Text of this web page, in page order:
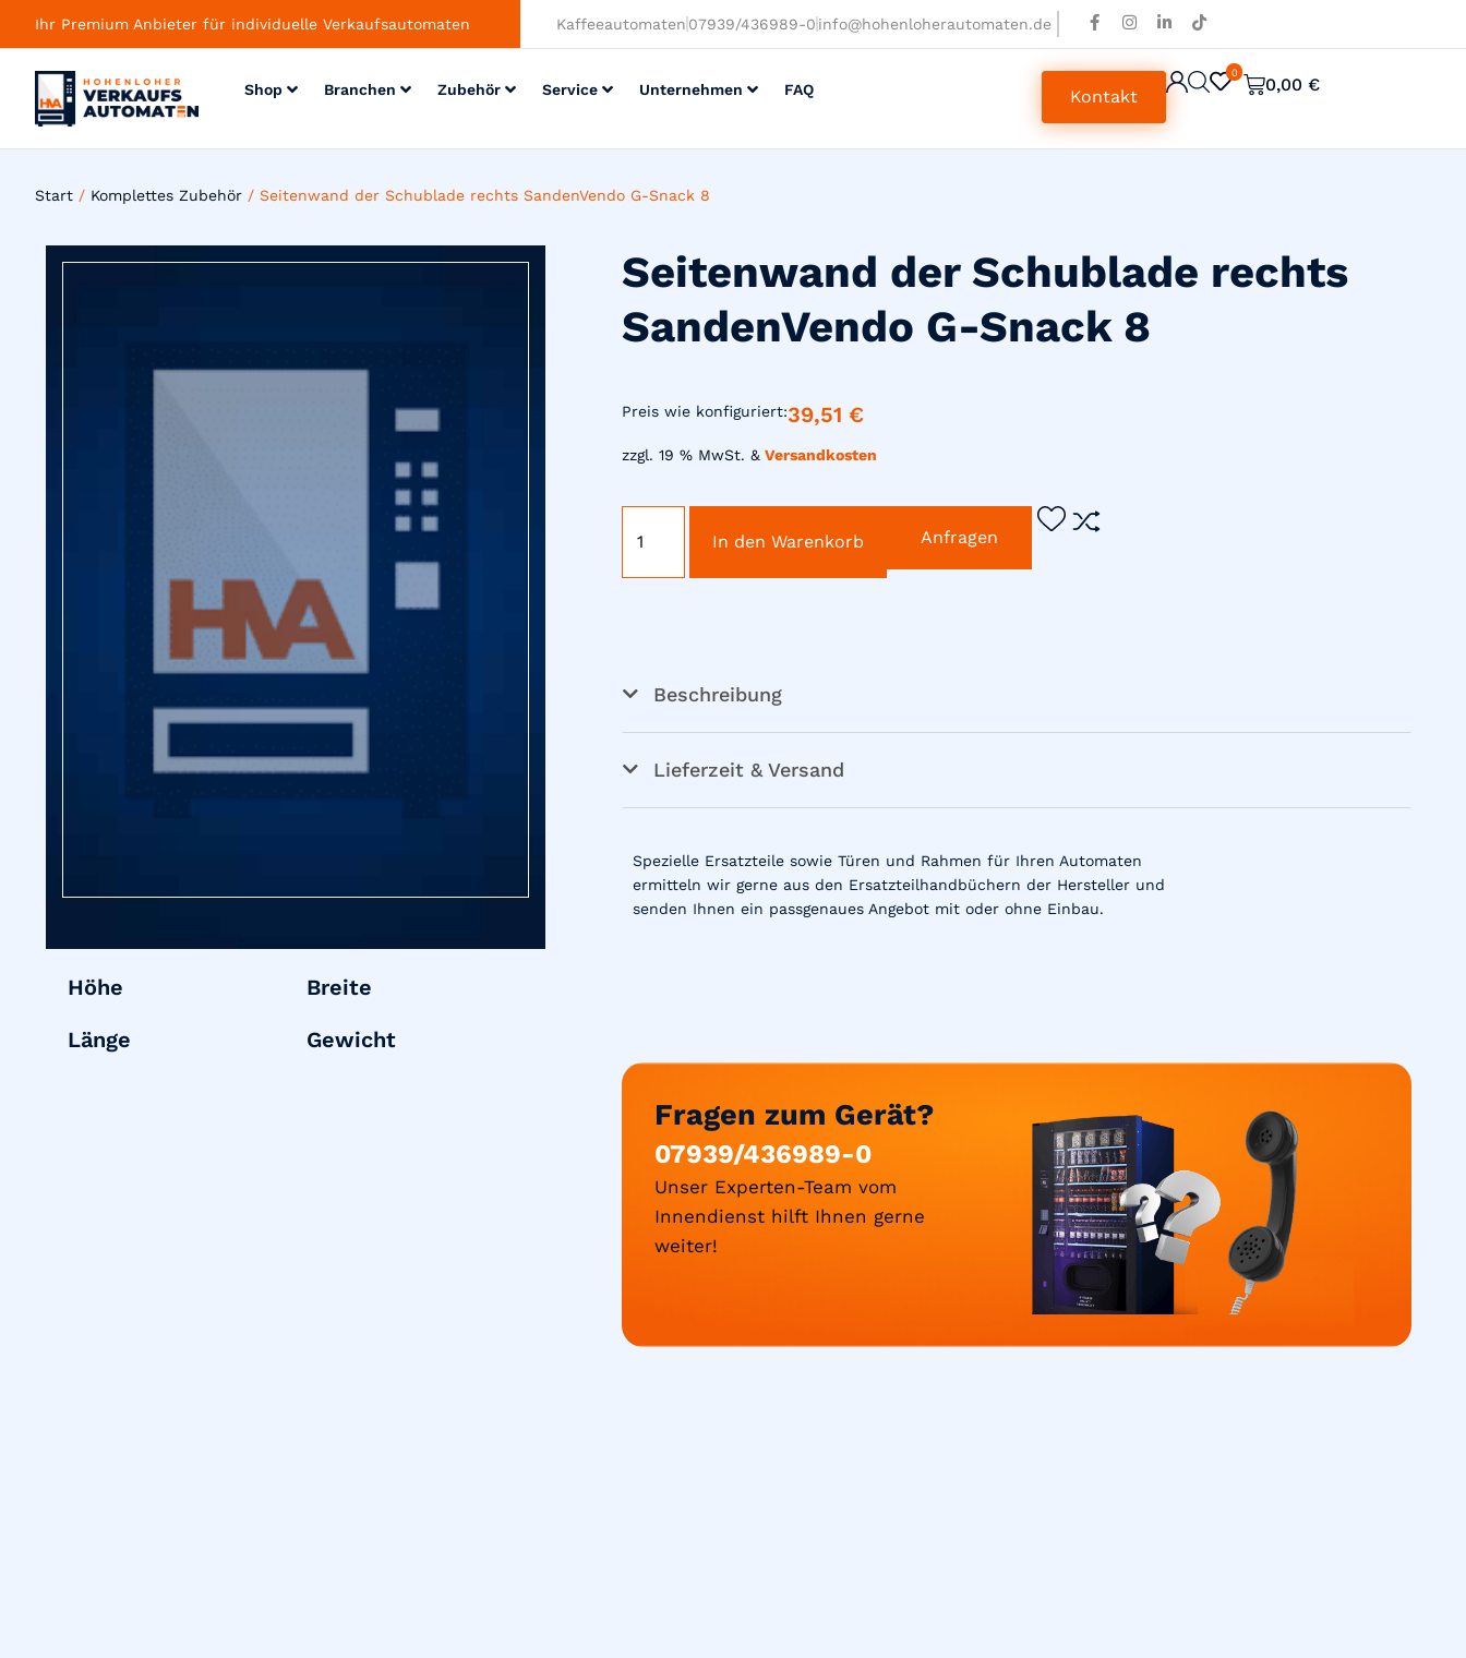
Ihr Premium Anbieter für individuelle Verkaufsautomaten Kaffeeautomaten 07939/436989-0 info@hohenloherautomaten.de
Shop Branchen Zubehör Service Unternehmen FAQ Kontakt
0
0,00 €
Start / Komplettes Zubehör / Seitenwand der Schublade rechts SandenVendo G-Snack 8
Höhe
Breite
Länge
Gewicht
Seitenwand der Schublade rechts
SandenVendo G-Snack 8
Preis wie konfiguriert:39,51 €
zzgl. 19 % MwSt. & Versandkosten
In den Warenkorb Anfragen
Beschreibung
Lieferzeit & Versand
Spezielle Ersatzteile sowie Türen und Rahmen für Ihren Automaten
ermitteln wir gerne aus den Ersatzteilhandbüchern der Hersteller und
senden Ihnen ein passgenaues Angebot mit oder ohne Einbau.
Fragen zum Gerät?
07939/436989-0
Unser Experten-Team vom
Innendienst hilft Ihnen gerne
weiter!